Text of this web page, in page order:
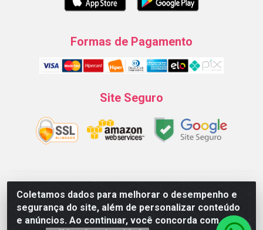
Coletamos dados para melhorar o desempenho e
segurança do site, além de personalizar conteúdo
e anúncios. Ao continuar, você concorda com
Formas de Pagamento
Site Seguro
Natureza Comércio de Descartáveis LTDA - Endereço: Av. do
Turismo, 28, Tarumã - CNPJ:08.038.545/0001-07 © 2016
Todos dos direitos reservados.